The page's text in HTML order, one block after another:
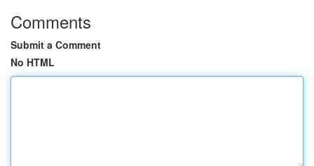
Comments
Submit a Comment
No HTML